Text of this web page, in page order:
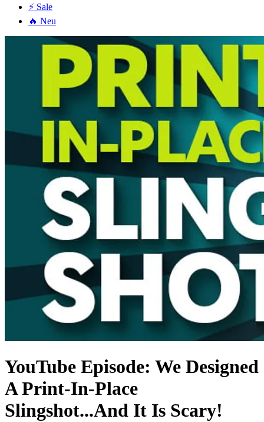
⚡ Sale
🔥 Neu
YouTube Episode: We Designed
A Print-In-Place
Slingshot...And It Is Scary!